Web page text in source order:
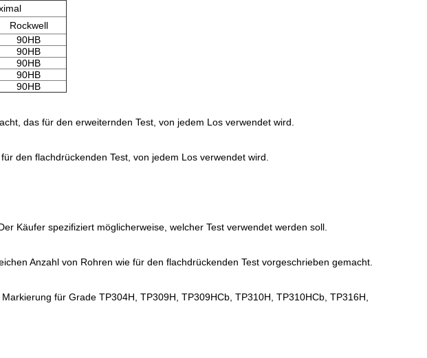
Rockwell
90HB
90HB
90HB
90HB
90HB
das für den erweiternden Test, von jedem Los verwendet wird.
den flachdrückenden Test, von jedem Los verwendet wird.
Käufer spezifiziert möglicherweise, welcher Test verwendet werden soll.
Anzahl von Rohren wie für den flachdrückenden Test vorgeschrieben gemacht.
für Grade TP304H, TP309H, TP309HCb, TP310H, TP310HCb, TP316H,